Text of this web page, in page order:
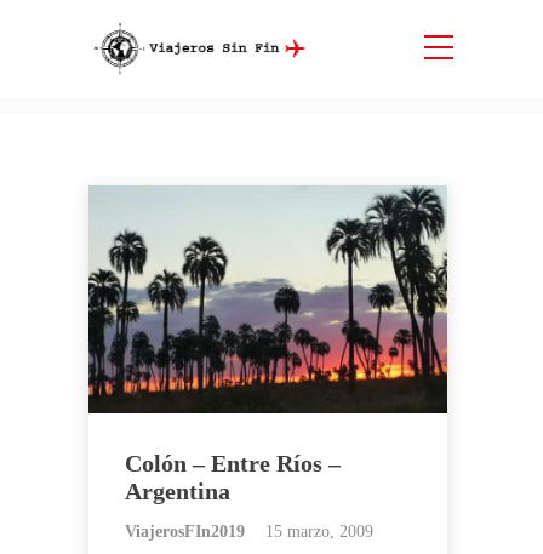
Etiqueta: Colon
Colón – Entre Ríos –
Argentina
ViajerosFIn2019 15 marzo, 2009